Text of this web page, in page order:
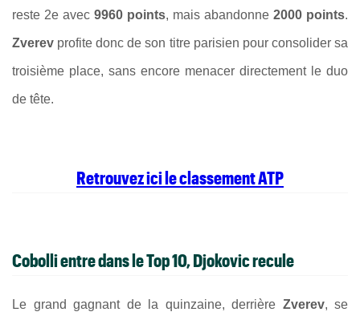
reste 2e avec 9960 points, mais abandonne 2000 points.
Zverev profite donc de son titre parisien pour consolider sa
troisième place, sans encore menacer directement le duo
de tête.
Retrouvez ici le classement ATP
Cobolli entre dans le Top 10, Djokovic recule
Le grand gagnant de la quinzaine, derrière Zverev, se